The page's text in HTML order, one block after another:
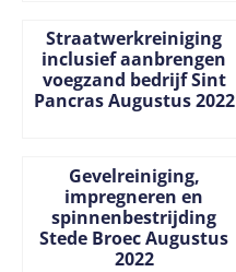
Straatwerkreiniging
inclusief aanbrengen
voegzand bedrijf Sint
Pancras Augustus 2022
Gevelreiniging,
impregneren en
spinnenbestrijding
Stede Broec Augustus
2022